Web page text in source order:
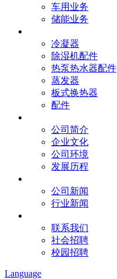
车用业务
储能业务
冷凝器
除湿机配件
热泵热水器配件
蒸发器
板式换热器
配件
公司简介
企业文化
公司环境
发展历程
公司新闻
行业新闻
联系我们
社会招聘
校园招聘
Language